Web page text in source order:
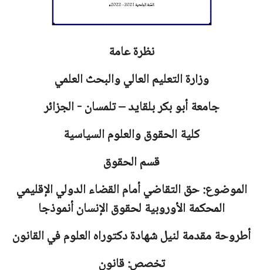
نظرة عامة
وزارة التعليم العالي والبحث العلمي
جامعةأبو بكر بلقايد – تلمسان - الجزائر
كلية الحقوق والعلوم السياسية
قسم الحقوق
الموضوع: حق التقاضي أمام القضاء الدولي الإقليمي
المحكمة الأوروبية لحقوق الإنسان أنموذجا
أطروحة مقدمة لنيل شهادة دكتوراه العلوم في القانون
تخصص: قانون